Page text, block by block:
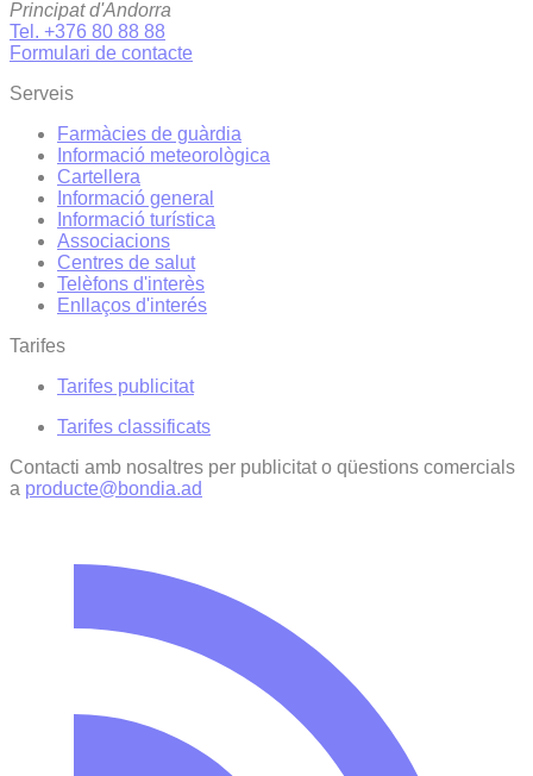
Principat d'Andorra
Tel. +376 80 88 88
Formulari de contacte
Serveis
Farmàcies de guàrdia
Informació meteorològica
Cartellera
Informació general
Informació turística
Associacions
Centres de salut
Telèfons d'interès
Enllaços d'interés
Tarifes
Tarifes publicitat
Tarifes classificats
Contacti amb nosaltres per publicitat o qüestions comercials
a producte@bondia.ad